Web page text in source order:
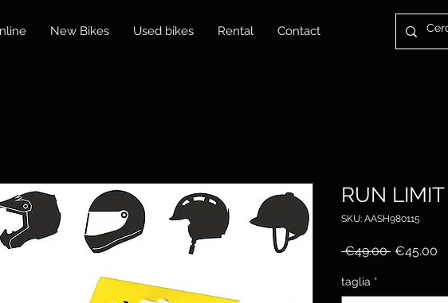
New Bikes Used bikes Rental Contact
RUN
SKU: AASH980115
€49.00 Regular
€45.00
taglia *